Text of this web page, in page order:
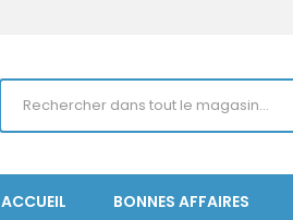
ACCUEIL BONNES AFFAIRES